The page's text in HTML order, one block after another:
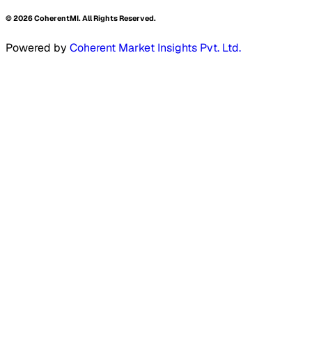
©2026CoherentMI. All Rights Reserved.
Powered by Coherent Market Insights Pvt. Ltd.